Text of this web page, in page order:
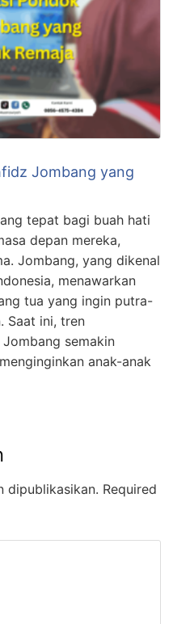
Jombang yang
tepat bagi buah hati
depan mereka,
Jombang, yang dikenal
menawarkan
tua yang ingin putra-
Saat ini, tren
semakin
anak-anak
dipublikasikan. Required